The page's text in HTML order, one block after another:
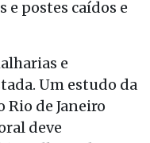
e postes caídos e
e
Um estudo da
Rio de Janeiro
deve